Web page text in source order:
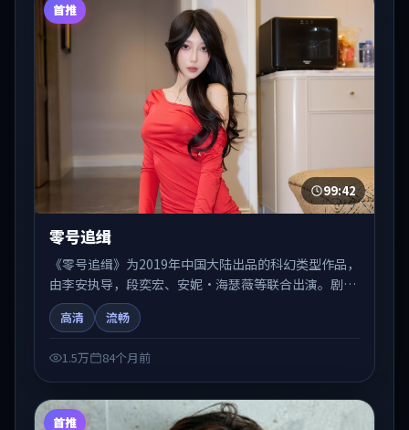
首推
99:42
零号追缉
《零号追缉》为2019年中国大陆出品的科幻类型作品，
由李安执导，段奕宏、安妮·海瑟薇等联合出演。剧情
在人物弧光与节奏推进中展开，兼具叙事张力与视听质
感。适合关注国产在线观看、热播国产剧与院线佳片的
高清 流畅
1.5万 84个月前
首推